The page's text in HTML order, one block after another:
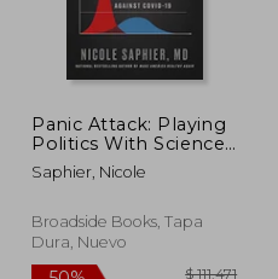
50%
dcto.
$
Panic Attack: Playing
Politics With Science
in the Fight Against
Covid-19 (en Inglés)
Saphier, Nicole
Broadside Books, Tapa
Dura, Nuevo